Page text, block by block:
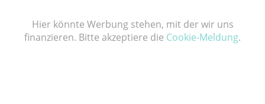
Hier könnte Werbung stehen, mit der wir uns
finanzieren. Bitte akzeptiere die Cookie-Meldung.